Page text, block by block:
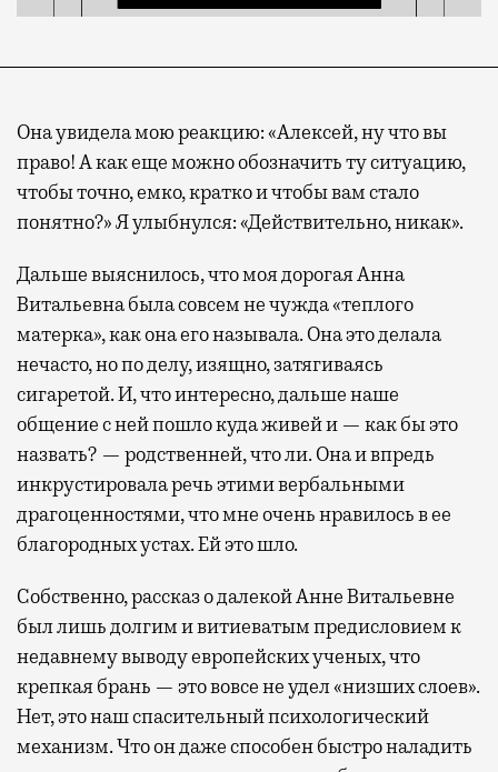
Она увидела мою реакцию: «Алексей, ну что вы
право! А как еще можно обозначить ту ситуацию,
чтобы точно, емко, кратко и чтобы вам стало
понятно?» Я улыбнулся: «Действительно, никак».
Дальше выяснилось, что моя дорогая Анна
Витальевна была совсем не чужда «теплого
матерка», как она его называла. Она это делала
нечасто, но по делу, изящно, затягиваясь
сигаретой. И, что интересно, дальше наше
общение с ней пошло куда живей и — как бы это
назвать? — родственней, что ли. Она и впредь
инкрустировала речь этими вербальными
драгоценностями, что мне очень нравилось в ее
благородных устах. Ей это шло.
Собственно, рассказ о далекой Анне Витальевне
был лишь долгим и витиеватым предисловием к
недавнему выводу европейских ученых, что
крепкая брань — это вовсе не удел «низших слоев».
Нет, это наш спасительный психологический
механизм. Что он даже способен быстро наладить